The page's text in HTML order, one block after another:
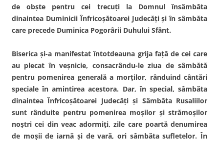
de obşte pentru cei trecuţi la Domnul însâmbăta
dinaintea Duminicii Înfricoşătoarei Judecăţi şi în sâmbăta
care precede Duminica Pogorârii Duhului Sfânt.
Biserica şi-a manifestat întotdeauna grija faţă de cei care
au plecat în veşnicie, consacrându-le ziua de sâmbătă
pentru pomenirea generală a morţilor, rânduind cântări
speciale în amintirea acestora. Dar, în special, sâmbăta
dinaintea Înfricoşătoarei Judecăţi şi Sâmbăta Rusaliilor
sunt rânduite pentru pomenirea moşilor şi strămoşilor
noştri cei din veac adormiţi, zile care poartă denumirea
de moşii de iarnă şi de vară, ori sâmbăta sufletelor. În